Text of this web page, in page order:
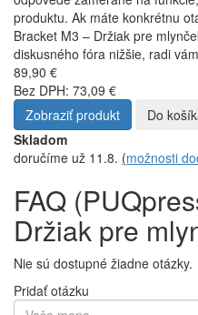
produktu. Ak máte konkrétnu
Bracket M3 – Držiak pre
diskusného fóra nižšie, radi
89,90 €
Bez DPH: 73,09 €
Zobraziť produkt
Do
Skladom
doručíme už 11.8. (možnosti
FAQ
Držiak pre
Nie sú dostupné žiadne otázky.
Pridať otázku